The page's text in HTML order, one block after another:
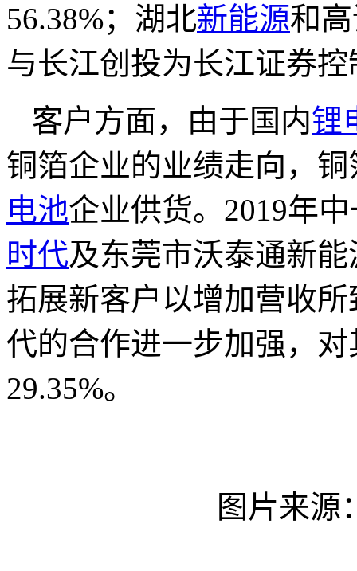
56.38%；湖北新能源和
与长江创投为长江证券控
客户方面，由于国内锂
铜箔企业的业绩走向，
电池企业供货。2019年
时代及东莞市沃泰通新
拓展新客户以增加营收
代的合作进一步加强，
29.35%。
图片来源